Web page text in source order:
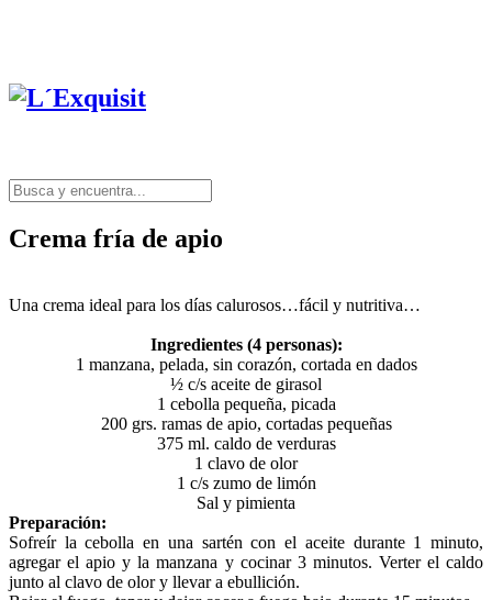
Crema fría de apio
Una crema ideal para los días calurosos…fácil y nutritiva…
Ingredientes (4 personas):
1 manzana, pelada, sin corazón, cortada en dados
½ c/s aceite de girasol
1 cebolla pequeña, picada
200 grs. ramas de apio, cortadas pequeñas
375 ml. caldo de verduras
1 clavo de olor
1 c/s zumo de limón
Sal y pimienta
Preparación:
Sofreír la cebolla en una sartén con el aceite durante 1 minuto,
agregar el apio y la manzana y cocinar 3 minutos. Verter el caldo
junto al clavo de olor y llevar a ebullición.